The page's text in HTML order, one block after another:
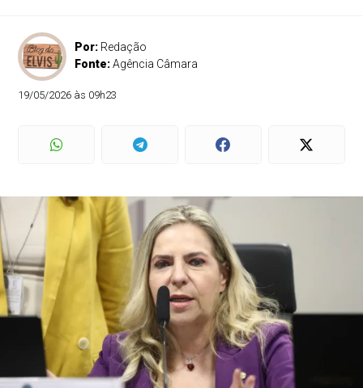
Por: Redação
Fonte:Agência Câmara
19/05/2026 às 09h23